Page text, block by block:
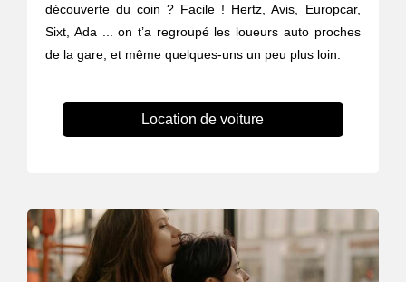
découverte du coin ? Facile ! Hertz, Avis, Europcar,
Sixt, Ada ... on t’a regroupé les loueurs auto proches
de la gare, et même quelques-uns un peu plus loin.
Location de voiture